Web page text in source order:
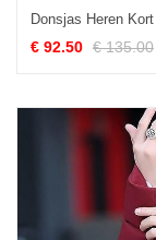
€ 92.50 € 135.00